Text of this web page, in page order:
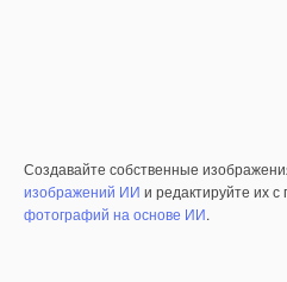
Создавайте собственные
изображений ИИ и редактируйте их
фотографий на основе ИИ.